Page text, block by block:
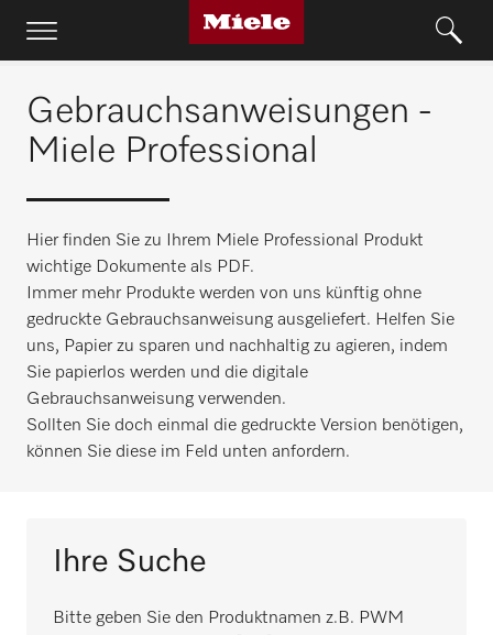
Gebrauchsanweisungen -
Miele Professional
Hier finden Sie zu Ihrem Miele Professional Produkt
wichtige Dokumente als PDF.
Immer mehr Produkte werden von uns künftig ohne
gedruckte Gebrauchsanweisung ausgeliefert. Helfen Sie
uns, Papier zu sparen und nachhaltig zu agieren, indem
Sie papierlos werden und die digitale
Gebrauchsanweisung verwenden.
Sollten Sie doch einmal die gedruckte Version benötigen,
können Sie diese im Feld unten anfordern.
Ihre Suche
Bitte geben Sie den Produktnamen z.B. PWM